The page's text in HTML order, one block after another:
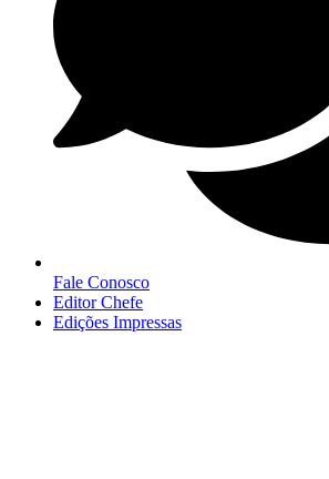
Fale Conosco
Editor Chefe
Edições Impressas